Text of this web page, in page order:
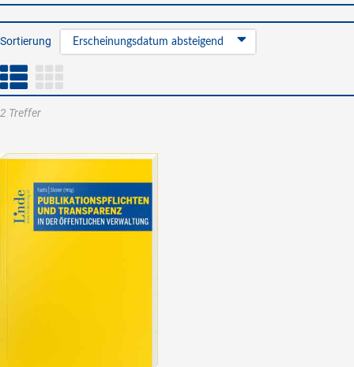
Sortierung Erscheinungsdatum absteigend
2 Treffer